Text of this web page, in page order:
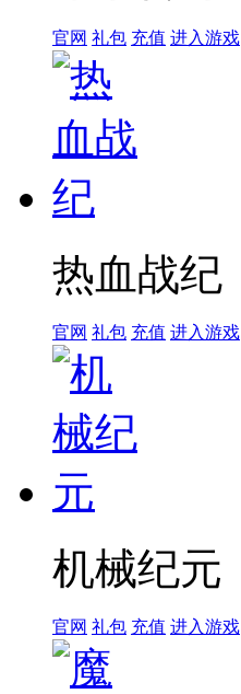
官网 礼包 充值 进入游戏
热血战纪
官网 礼包 充值 进入游戏
机械纪元
官网 礼包 充值 进入游戏